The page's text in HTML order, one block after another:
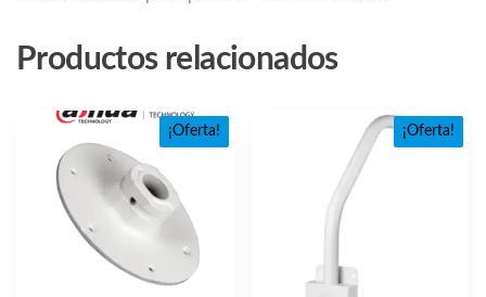
Productos relacionados
¡Oferta! ¡Oferta!